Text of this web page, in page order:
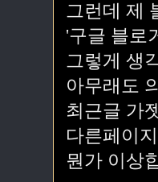
그런데 제
'구글 블로
그렇게 생
아무래도
최근글 가
다른페이
뭔가 이상